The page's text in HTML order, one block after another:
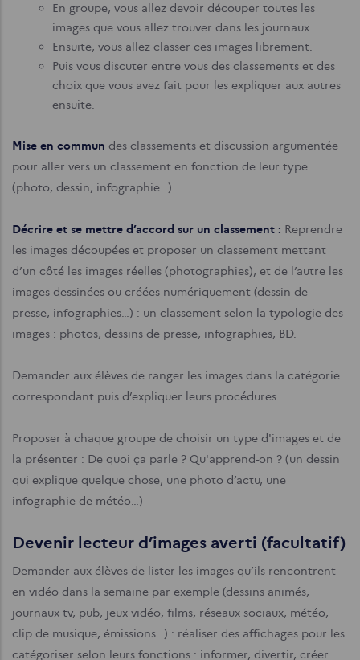
En groupe, vous allez devoir découper toutes les
images que vous allez trouver dans les journaux
Ensuite, vous allez classer ces images librement.
Puis vous discuter entre vous des classements et des
choix que vous avez fait pour les expliquer aux autres
ensuite.
Mise en commun des classements et discussion argumentée
pour aller vers un classement en fonction de leur type
(photo, dessin, infographie…).
Décrire et se mettre d’accord sur un classement : Reprendre
les images découpées et proposer un classement mettant
d’un côté les images réelles (photographies), et de l’autre les
images dessinées ou créées numériquement (dessin de
presse, infographies…) : un classement selon la typologie des
images : photos, dessins de presse, infographies, BD.
Demander aux élèves de ranger les images dans la catégorie
correspondant puis d’expliquer leurs procédures.
Proposer à chaque groupe de choisir un type d'images et de
la présenter : De quoi ça parle ? Qu'apprend-on ? (un dessin
qui explique quelque chose, une photo d’actu, une
infographie de météo…)
Devenir lecteur d’images averti (facultatif)
​​​Demander aux élèves de lister les images qu’ils rencontrent
en vidéo dans la semaine par exemple (dessins animés,
journaux tv, pub, jeux vidéo, films, réseaux sociaux, météo,
clip de musique, émissions…) : réaliser des affichages pour les
catégoriser selon leurs fonctions : informer, divertir, créer